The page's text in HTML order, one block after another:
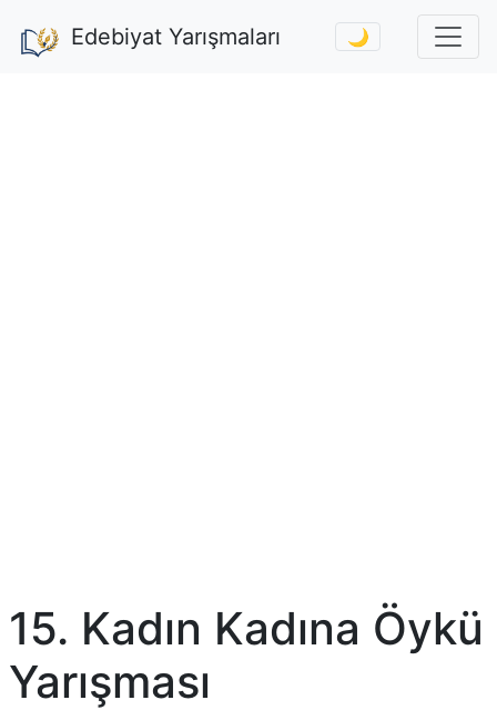
Edebiyat Yarışmaları 🌙
15. Kadın Kadına Öykü
Yarışması